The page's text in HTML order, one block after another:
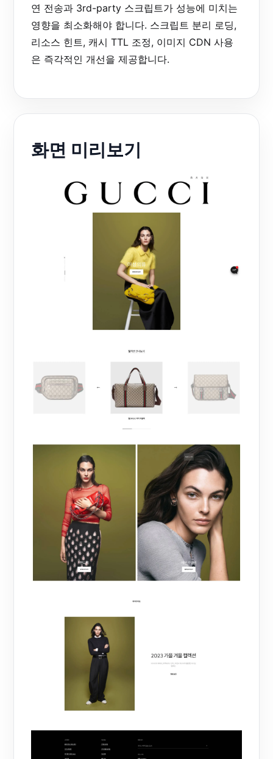
연 전송과 3rd-party 스크립트가 성능에 미치는
영향을 최소화해야 합니다. 스크립트 분리 로딩,
리소스 힌트, 캐시 TTL 조정, 이미지 CDN 사용
은 즉각적인 개선을 제공합니다.
화면 미리보기